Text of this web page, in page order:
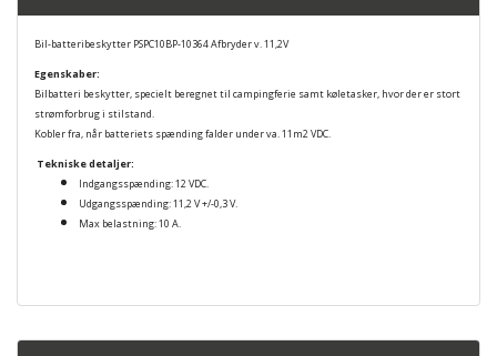
Bil-batteribeskytter PSPC10BP-10364 Afbryder v. 11,2V
Egenskaber:
Bilbatteri beskytter, specielt beregnet til campingferie samt køletasker, hvor der er stort
strømforbrug i stilstand.
Kobler fra, når batteriets spænding falder under va. 11m2 VDC.
Tekniske detaljer:
Indgangsspænding: 12 VDC.
Udgangsspænding: 11,2 V +/-0,3 V.
Max belastning: 10 A.